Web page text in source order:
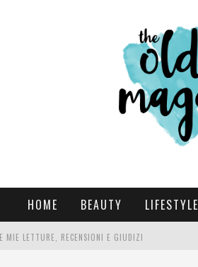
HOME BEAUTY LIFESTYLE
LETTURE, RECENSIONI E GIUDIZI